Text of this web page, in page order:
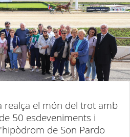
realça el món del trot amb
50 esdeveniments i
de Son Pardo